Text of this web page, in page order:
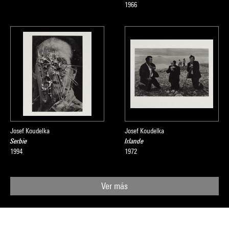
1966
Josef Koudelka
Serbie
1994
Josef Koudelka
Irlande
1972
Ver más